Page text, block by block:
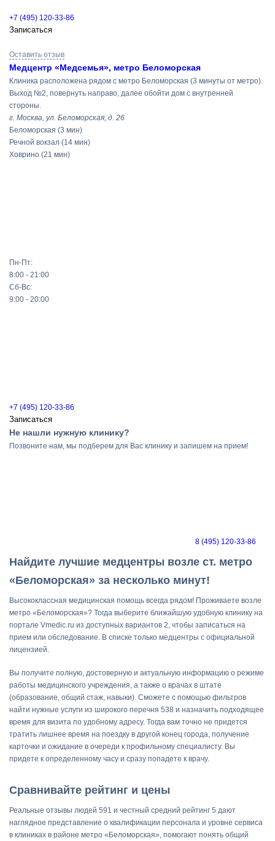
+7 (495) 120-33-86
Записаться
Оставить отзыв
Медцентр «Медсемья», метро Беломорская
Клиника расположена рядом с метро Беломорская (3 минуты от метро).
Выход №2, повернуть направо, далее обойти дом с внутренней
стороны.
г. Москва, ул. Беломорская, д. 26
Беломорская (3 мин)
Речной вокзал (14 мин)
Ховрино (21 мин)
Пн-Пт:
8:00 - 21:00
Сб-Вс:
9:00 - 20:00
+7 (495) 120-33-86
Записаться
Не нашли нужную клинику?
Позвоните нам, мы подберем для Вас клинику и запишем на прием!
8 (495) 120-33-86
Найдите лучшие медцентры возле ст. метро
«Беломорская» за несколько минут!
Высококлассная медицинская помощь всегда рядом! Проживаете возле
метро «Беломорская»? Тогда выберите ближайшую удобную клинику на
портале Vmedic.ru из доступных вариантов 2, чтобы записаться на
прием или обследование. В списке только медцентры с официальной
лицензией.
Вы получите полную, достоверную и актуальную информацию о режиме
работы медицинского учреждения, а также о врачах в штате
(образование, общий стаж, навыки). Сможете с помощью фильтров
найти нужные услуги из широкого перечня 538 и назначить подходящее
время для визита по удобному адресу. Тогда вам точно не придется
тратить лишнее время на поездку в другой конец города, получение
карточки и ожидание в очереди к профильному специалисту. Вы
придете к определенному часу и сразу попадете к врачу.
Сравнивайте рейтинг и цены
Реальные отзывы людей 591 и честный средний рейтинг 5 дают
наглядное представление о квалификации персонала и уровне сервиса
в клиниках в районе метро «Беломорская», помогают понять общий